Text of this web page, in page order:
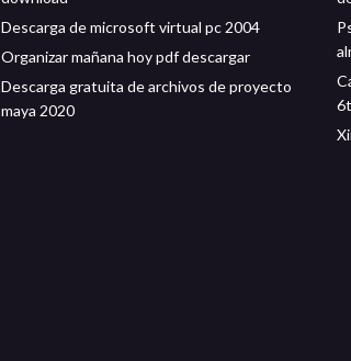
Descarga de microsoft virtual pc 2004
Organizar mañana hoy pdf descargar
Descarga gratuita de archivos de proyecto
maya 2020